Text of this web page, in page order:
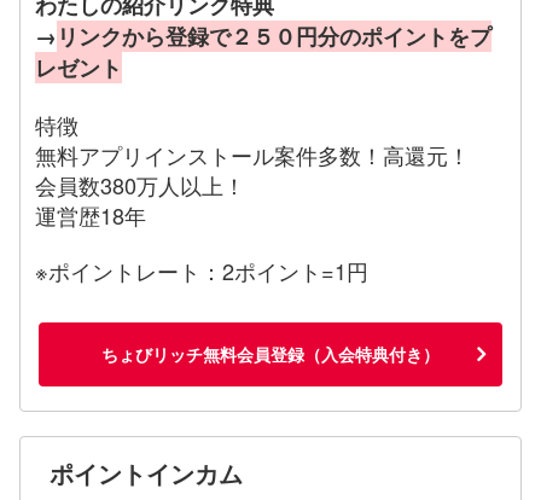
→ リンクから登録で２５０円分のポイントをプ
レゼント
特徴
無料アプリインストール案件多数！高還元！
会員数380万人以上！
運営歴18年
※ポイントレート：2ポイント=1円
ちょびリッチ無料会員登録（入会特典付き）
ポイントインカム